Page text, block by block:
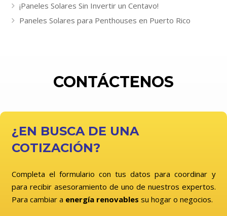
¡Paneles Solares Sin Invertir un Centavo!
Paneles Solares para Penthouses en Puerto Rico
CONTÁCTENOS
¿EN BUSCA DE UNA
COTIZACIÓN?
Completa el formulario con tus datos para coordinar y
para recibir asesoramiento de uno de nuestros expertos.
Para cambiar a energía renovables su hogar o negocios.